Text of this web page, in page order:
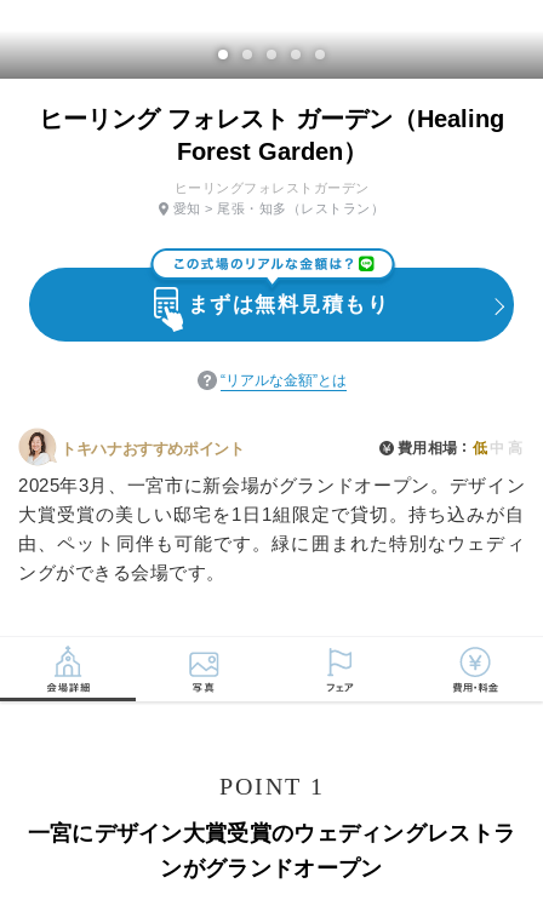
ヒーリング フォレスト ガーデン（Healing
Forest Garden）
ヒーリングフォレストガーデン
愛知 > 尾張・知多 （レストラン）
まずは無料見積もり
“リアルな金額”とは
トキハナおすすめポイント 費用相場 低 中 高
2025年3月、一宮市に新会場がグランドオープン。デザイン
大賞受賞の美しい邸宅を1日1組限定で貸切。持ち込みが自
由、ペット同伴も可能です。緑に囲まれた特別なウェディ
ングができる会場です。
POINT 1
一宮にデザイン大賞受賞のウェディングレストラ
ンがグランドオープン